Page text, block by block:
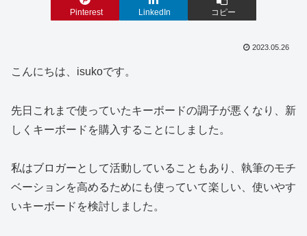
Pinterest LinkedIn コピー
2023.05.26
こんにちは、isukoです。
先日これまで使っていたキーボードの調子が悪くなり、新
しくキーボードを購入することにしました。
私はブロガーとして活動していることもあり、執筆のモチ
ベーションを高めるためにも使っていて楽しい、使いやす
いキーボードを検討しました。